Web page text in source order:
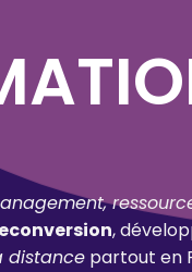
,
distance partout en